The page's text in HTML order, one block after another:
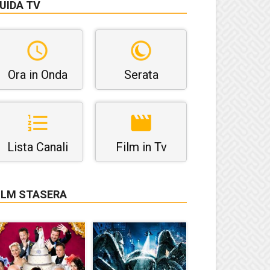
TV
Ora in Onda Serata
Lista Canali Film in Tv
STASERA